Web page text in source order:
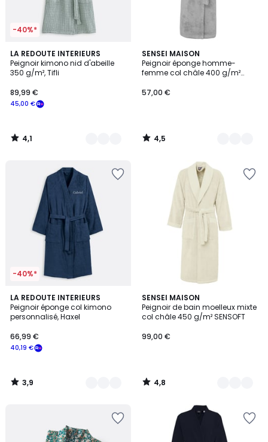
-40%*
LA REDOUTE INTERIEURS
Peignoir kimono nid d'abeille
350 g/m², Tifli
45,00 €
89,99 €
4,1
/ 5
3
Couleurs
4,1
/
SENSEI MAISON
Peignoir éponge homme-
femme col châle 400 g/m²
57,00 €
4,5
/ 5
9
Couleurs
4,5
/
-40%*
LA REDOUTE INTERIEURS
Peignoir éponge col kimono
personnalisé, Haxel
40,19 €
66,99 €
3,9
/ 5
7
Couleurs
3,9
/
SENSEI MAISON
Peignoir de bain moelleux mixte
col châle 450 g/m² SENSOFT
99,00 €
4,8
/ 5
12
Couleurs
4,8
/